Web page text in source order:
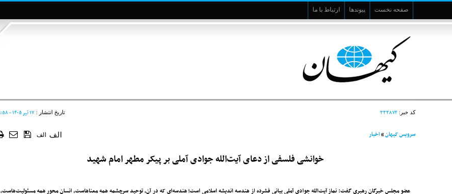
صفحه نخست پیوندها ارتباط با ما
کد خبر: ۳۳۳۸۷۴ تاریخ انتشار :۱۷ تير ۱۴۰۵ - ۲۱:۵۸
سرویس کیهان»اخبار الف الف
خوانشی فلسفی از دعای آیت‌الله جوادی آملی بر پیکر مطهر امام شهید
عضو مجلس خبرگان رهبری گفت: نماز آیت‌الله جوادی آملی بیانی فشرده از هندسه اندیشه اسلامی است؛ هندسه‌ای که در آن، توحید سرچشمه همه معناهاست، انسان محور همه مسئولیت‌هاست،